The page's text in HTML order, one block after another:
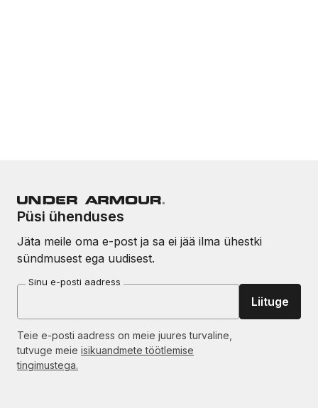
Püsi ühenduses
Jäta meile oma e-post ja sa ei jää ilma ühestki
sündmusest ega uudisest.
Sinu e-posti aadress
Liituge
Teie e-posti aadress on meie juures turvaline,
tutvuge meie isikuandmete töötlemise
tingimustega.